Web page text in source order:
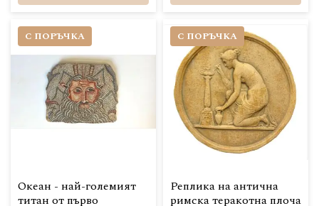
С ПОРЪЧКА
Океан - най-големият
титан от първо
С ПОРЪЧКА
Реплика на антична
римска теракотна плоча